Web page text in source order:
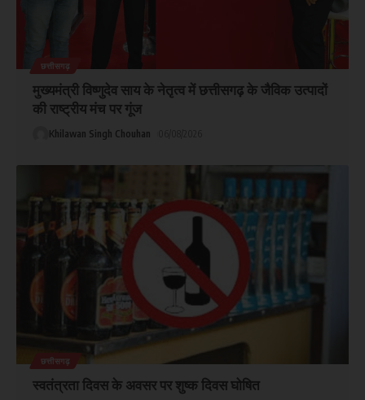
छत्तीसगढ़
मुख्यमंत्री विष्णुदेव साय के नेतृत्व में छत्तीसगढ़ के जैविक उत्पादों
की राष्ट्रीय मंच पर गूंज
Khilawan Singh Chouhan
छत्तीसगढ़
स्वतंत्रता दिवस के अवसर पर शुष्क दिवस घोषित